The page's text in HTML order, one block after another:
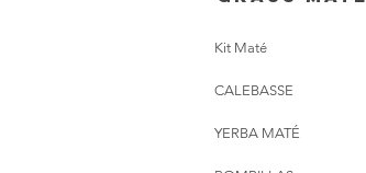
Kit Maté
CALEBASSE
YERBA MATÉ